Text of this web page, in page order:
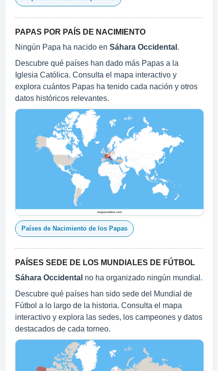
PAPAS POR PAÍS DE NACIMIENTO
Ningún Papa ha nacido en Sáhara Occidental .
Descubre qué países han dado más Papas a la
Iglesia Católica. Consulta el mapa interactivo y
explora cuántos Papas ha tenido cada nación y otros
datos históricos relevantes.
Países de Nacimiento de los Papas
PAÍSES SEDE DE LOS MUNDIALES DE FÚTBOL
Sáhara Occidental no ha organizado ningún mundial.
Descubre qué países han sido sede del Mundial de
Fútbol a lo largo de la historia. Consulta el mapa
interactivo y explora las sedes, los campeones y datos
destacados de cada torneo.